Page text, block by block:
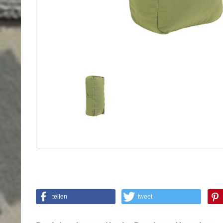
teilen tweet